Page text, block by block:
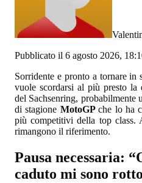
Pubblicato il 6 agosto 2026,
Sorridente e pronto a tornare in
vuole scordarsi al più presto la
del Sachsenring, probabilmente
di stagione MotoGPche lo ha
più competitivi della top class.
rimangono il riferimento.
Pausa necessaria:
caduto mi sono